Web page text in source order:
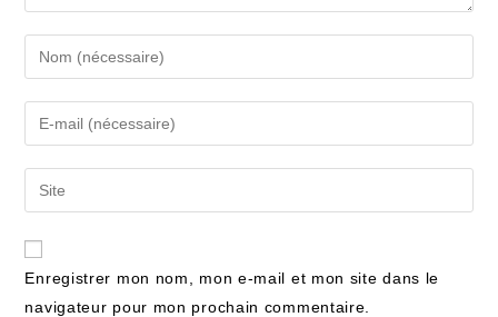
Enregistrer mon nom, mon e-mail et mon site dans le
navigateur pour mon prochain commentaire.